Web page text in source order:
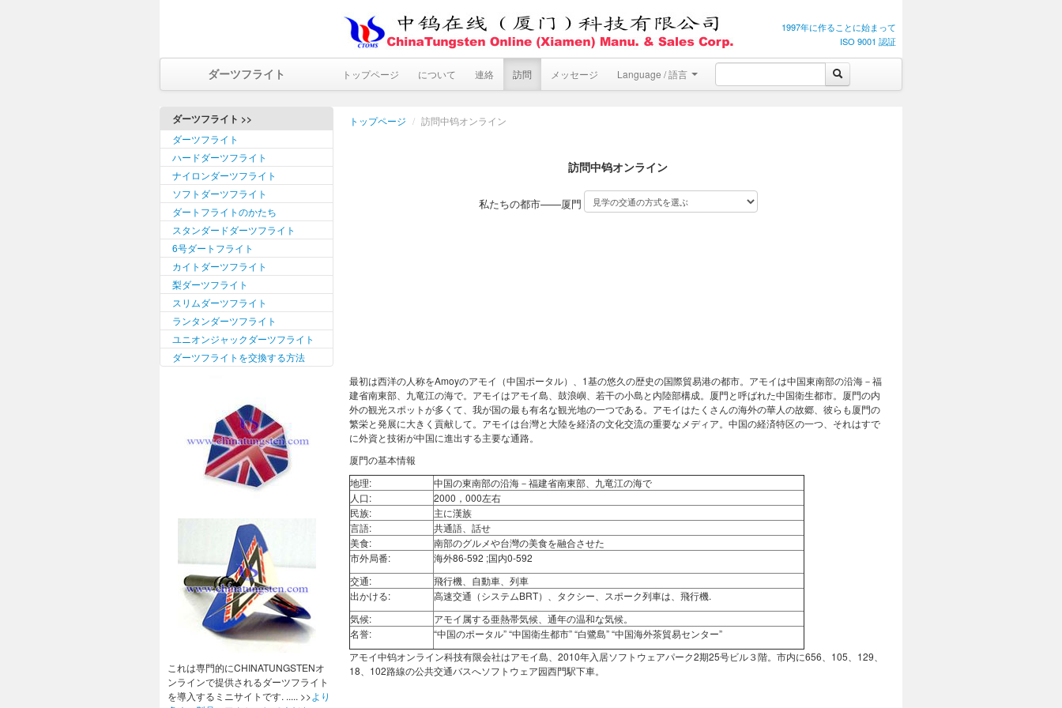
1997年に作ることに始まって
ISO 9001 認証
ダーツフライト トップページ について 連絡 訪問 メッセージ Language / 語言
ダーツフライト >>
ダーツフライト
ハードダーツフライト
ナイロンダーツフライト
ソフトダーツフライト
ダートフライトのかたち
スタンダードダーツフライト
6号ダートフライト
カイトダーツフライト
梨ダーツフライト
スリムダーツフライト
ランタンダーツフライト
ユニオンジャックダーツフライト
ダーツフライトを交換する方法
これは専門的にCHINATUNGSTENオ
ンラインで提供されるダーツフライト
を導入するミニサイトです. ..... >>より
トップページ / 訪問中钨オンライン
訪問中钨オンライン
私たちの都市——厦門
最初は西洋の人称をAmoyのアモイ（中国ポータル）、1基の悠久の歴史の国際貿易港の都市。アモイは中国東南部の沿海－福
建省南東部、九竜江の海で。アモイはアモイ島、鼓浪嶼、若干の小島と内陸部構成。厦門と呼ばれた中国衛生都市。厦門の内
外の観光スポットが多くて、我が国の最も有名な観光地の一つである。アモイはたくさんの海外の華人の故郷、彼らも厦門の
繁栄と発展に大きく貢献して。アモイは台灣と大陸を経済の文化交流の重要なメディア。中国の経済特区の一つ、それはすで
に外資と技術が中国に進出する主要な通路。
厦門の基本情報
地理:
中国の東南部の沿海－福建省南東部、九竜江の海で
人口:
2000，000左右
民族:
主に漢族
言語:
共通語、話せ
美食:
南部のグルメや台灣の美食を融合させた
市外局番:
海外86-592 ;国内0-592
交通:
飛行機、自動車、列車
出かける:
高速交通（システムBRT）、タクシー、スポーク列車は、飛行機.
気候:
アモイ属する亜熱帯気候、通年の温和な気候。
名誉:
“中国のポータル” “中国衛生都市” “白鷺島” “中国海外茶貿易センター”
アモイ中钨オンライン科技有限会社はアモイ島、2010年入居ソフトウェアパーク2期25号ビル３階。市内に656、105、129、
18、102路線の公共交通バスへソフトウェア园西門駅下車。